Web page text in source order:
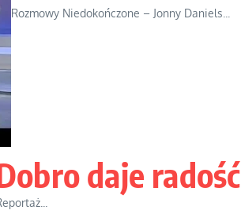
Rozmowy Niedokończone – Jonny Daniels...
daje radość